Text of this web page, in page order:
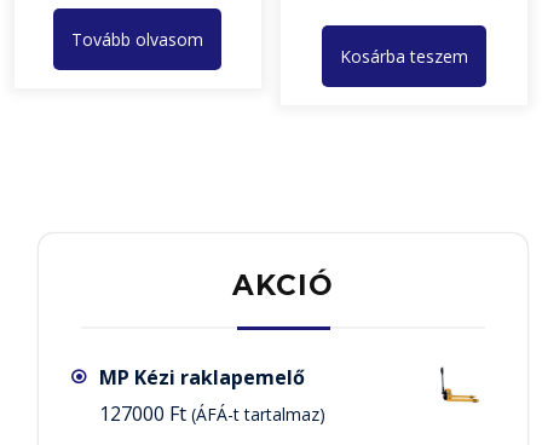
Tovább olvasom
Kosárba teszem
AKCIÓ
MP Kézi raklapemelő
127000 Ft (ÁFÁ-t tartalmaz)